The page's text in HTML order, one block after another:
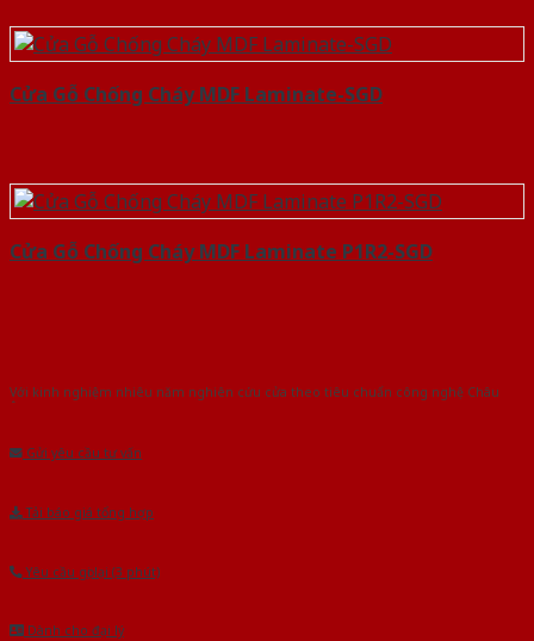
Cửa Gỗ Chống Cháy MDF Laminate-SGD
Cửa Gỗ Chống Cháy MDF Laminate P1R2-SGD
Với kinh nghiệm nhiêu năm nghiên cứu cửa theo tiêu chuẩn công nghệ Châu
Gửi yêu cầu tư vấn
Tải báo giá tổng hợp
Yêu cầu gọi lại (3 phút)
Dành cho đại lý